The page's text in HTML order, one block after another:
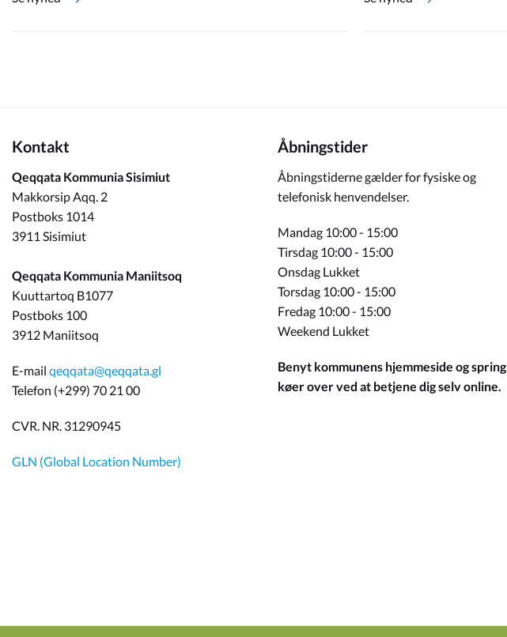
Kontakt
Qeqqata Kommunia Sisimiut
Makkorsip Aqq. 2
Postboks 1014
3911 Sisimiut
Qeqqata Kommunia Maniitsoq
Kuuttartoq B1077
Postboks 100
3912 Maniitsoq
E-mail qeqqata@qeqqata.gl
Telefon (+299) 70 21 00
CVR. NR. 31290945
GLN (Global Location Number)
Åbningstider
Åbningstiderne gælder for fysiske og
telefonisk henvendelser.
Mandag 10:00 - 15:00
Tirsdag 10:00 - 15:00
Onsdag Lukket
Torsdag 10:00 - 15:00
Fredag 10:00 - 15:00
Weekend Lukket
Benyt kommunens hjemmeside og spring
køer over ved at betjene dig selv online.